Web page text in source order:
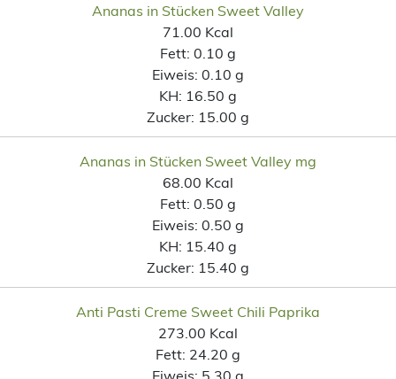
Ananas in Stücken Sweet Valley
71.00 Kcal
Fett: 0.10 g
Eiweis: 0.10 g
KH: 16.50 g
Zucker: 15.00 g
Ananas in Stücken Sweet Valley mg
68.00 Kcal
Fett: 0.50 g
Eiweis: 0.50 g
KH: 15.40 g
Zucker: 15.40 g
Anti Pasti Creme Sweet Chili Paprika
273.00 Kcal
Fett: 24.20 g
Eiweis: 5.30 g